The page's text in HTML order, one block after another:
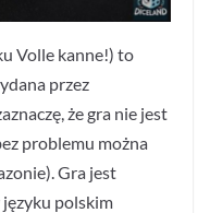
Volle kanne!) to
przez
że gra nie jest
problemu można
Gra jest
języku polskim